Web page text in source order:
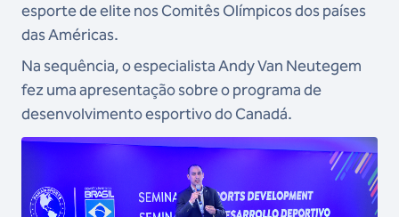
esporte de elite nos Comitês Olímpicos dos países
das Américas.
Na sequência, o especialista Andy Van Neutegem
fez uma apresentação sobre o programa de
desenvolvimento esportivo do Canadá.